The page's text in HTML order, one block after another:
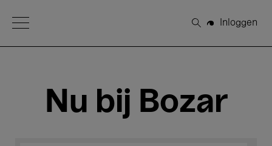
Open Menu
Zoeken
Inloggen
Nu bij Bozar